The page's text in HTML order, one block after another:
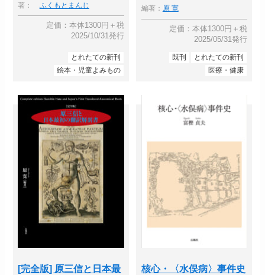
著：
ふくもとまんじ
定価：本体1300円＋税
2025/10/31発行
とれたての新刊
絵本・児童よみもの
編著： 原 寛
定価：本体1300円＋税
2025/05/31発行
既刊
とれたての新刊
医療・健康
[完全版] 原三信と日本最
核心・〈水俣病〉事件史